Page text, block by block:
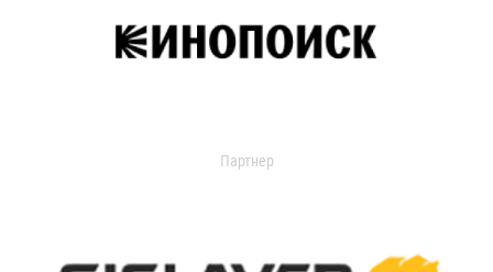
Партнер